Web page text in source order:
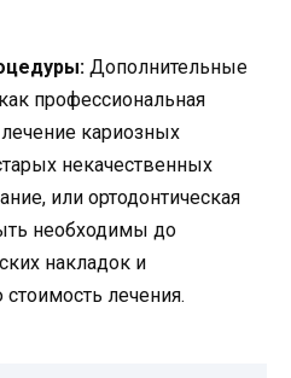
Дополнительные
профессиональная
лечение кариозных
некачественных
или ортодонтическая
необходимы до
накладок и
лечения.